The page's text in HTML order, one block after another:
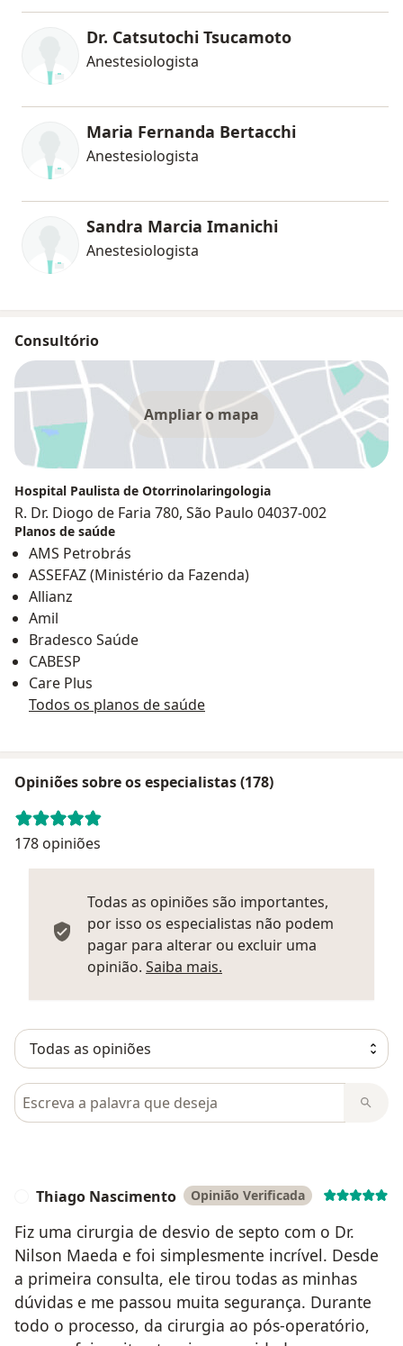
Dr. Catsutochi Tsucamoto
Anestesiologista
Maria Fernanda Bertacchi
Anestesiologista
Sandra Marcia Imanichi
Anestesiologista
Consultório
Ampliar o mapa
Hospital Paulista de Otorrinolaringologia
R. Dr. Diogo de Faria 780, São Paulo 04037-002
Planos de saúde
AMS Petrobrás
ASSEFAZ (Ministério da Fazenda)
Allianz
Amil
Bradesco Saúde
CABESP
Care Plus
Todos os planos de saúde
Opiniões sobre os especialistas (178)
178 opiniões
Todas as opiniões são importantes,
por isso os especialistas não podem
pagar para alterar ou excluir uma
opinião. Saiba mais.
Pesquisar em opiniões
Thiago Nascimento Opinião Verificada
Fiz uma cirurgia de desvio de septo com o Dr.
Nilson Maeda e foi simplesmente incrível. Desde
a primeira consulta, ele tirou todas as minhas
dúvidas e me passou muita segurança. Durante
todo o processo, da cirurgia ao pós-operatório,